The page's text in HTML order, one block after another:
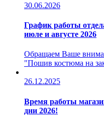
30.06.2026
График работы
июле и августе 2026
Обращаем Ваше
"Пошив костюма на
26.12.2025
Время работы
дни 2026!